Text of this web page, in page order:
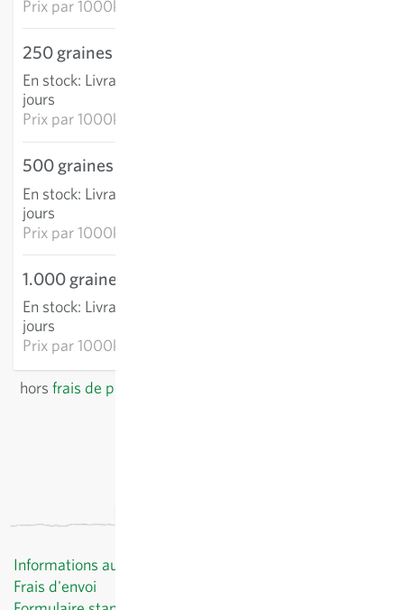
Prix par1000k: 130,54 €
250 graines
En stock: Livraison 3-5
jours
Prix par1000k: 90,74 €
500 graines
En stock: Livraison 3-5
jours
Prix par1000k: 75,33 €
1.000 graines
En stock: Livraison 3-5
jours
Prix par1000k: 51,84 €
hors frais de port
Informations au client
Frais d'envoi